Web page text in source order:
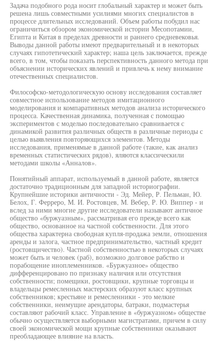
Задача подобного рода носит глобальный характер и может быть
решена лишь совместными усилиями многих специалистов в
процессе длительных исследований. Объем работы побудил нас
ограничиться обзором экономической истории Месопотамии,
Египта и Китая в пределах древности и раннего средневековья.
Выводы данной работы имеют предварительный и в некоторых
случаях гипотетический характер; наша цель заключается, прежде
всего, в том, чтобы показать перспективность данного метода при
объяснении исторических явлений и привлечь к нему внимание
отечественных специалистов.
Философско-методологическую основу исследования составляет
совместное использование методов имитационного
моделирования и компаративных методов анализа исторического
процесса. Качественная динамика, полученная с помощью
экспериментов с моделью последовательно сравнивается с
динамикой развития различных обществ в различные периоды с
целью выявления повторяющихся элементов. Методы
исследования, применямые в данной работе (такие, как анализ
временных статистических рядов), яляются классическили
методами школы «Анналов».
Понятийный аппарат, используемый в данной работе, является
достаточно традиционным для западной историографии.
Крупнейшие историки античности - Эд. Мейер, Р. Пельман, Ю.
Белох, Г. Ферреро, М. И. Ростовцев, М. Вебер, Р. Ю. Виппер - и
вслед за ними многие другие исследователи называют античное
общество «буржуазным», рассматривая его прежде всего как
общество, основанное на частной собственности. Для этого
общества характерна свободная купля-продажа земли, отношения
аренды и залога, частное предпринимательство, частный кредит
(ростовщичество). Частной собственностью в некоторых случаях
может быть и человек (раб), возможно долговое рабство и
порабощение иноплеменников. «Буржуазное» общество
дифференцировано по признаку наличия или отсутствия
собственности; помещики, ростовщики, крупные торговцы и
владельцы ремесленных мастерских образуют класс крупных
собственников; крестьяне и ремесленники - это мелкие
собственники, неимущие арендаторы, батраки, подмастерья
составляют рабочий класс. Управление в «буржуазном» обществе
обычно осуществляется выборными магистратами, причем в силу
своей экономической мощи крупные собственники оказывают
преобладающее влияние на власть.